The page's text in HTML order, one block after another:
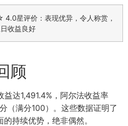
4.0星评价：表现优异，令人称赏，
收益良好
顾
益达1,491.4%，阿尔法收益率
（满分100）。这些数据证明了
持续优势，绝非偶然。